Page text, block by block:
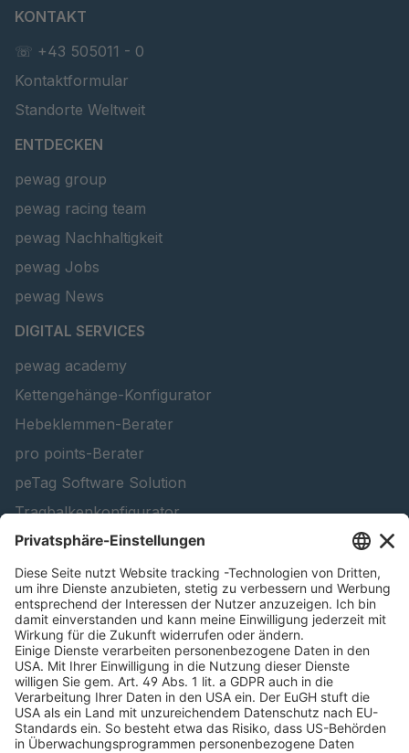
KONTAKT
☏ +43 505011 - 0
Kontaktformular
Standorte Weltweit
ENTDECKEN
pewag group
pewag racing team
pewag Nachhaltigkeit
pewag Jobs
pewag News
DIGITAL SERVICES
pewag academy
Kettengehänge-Konfigurator
Hebeklemmen-Berater
pro points-Berater
peTag Software Solution
Tragbalkenkonfigurator
Schneekettenkonfigurator - Firmenkunden
Schneekettenkonfigurator - Privatkunden
Forstprodukt finden
Kataloge
RECHTLICHE INFORMATIONEN
Zertifikate
Bildnutzungsvereinbarung